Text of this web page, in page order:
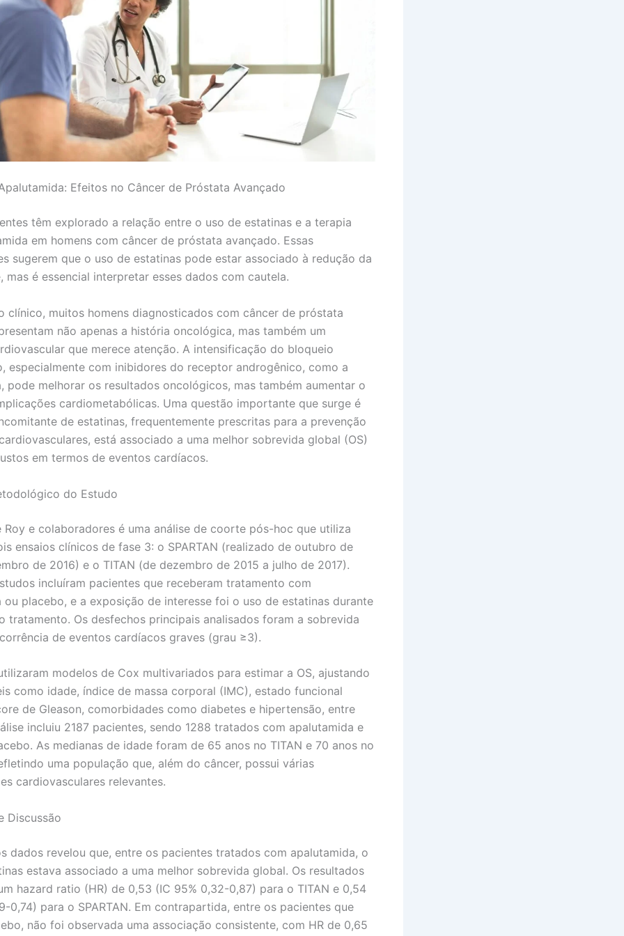
Efeitos no Câncer de Próstata Avançado
têm explorado a relação entre o uso de estatinas e a terapia
em homens com câncer de próstata avançado. Essas
sugerem que o uso de estatinas pode estar associado à redução da
mas é essencial interpretar esses dados com cautela.
clínico, muitos homens diagnosticados com câncer de próstata
não apenas a história oncológica, mas também um
que merece atenção. A intensificação do bloqueio
especialmente com inibidores do receptor androgênico, como a
pode melhorar os resultados oncológicos, mas também aumentar o
cardiometabólicas. Uma questão importante que surge é
de estatinas, frequentemente prescritas para a prevenção
está associado a uma melhor sobrevida global (OS)
em termos de eventos cardíacos.
do Estudo
Roy e colaboradores é uma análise de coorte pós-hoc que utiliza
ensaios clínicos de fase 3: o SPARTAN (realizado de outubro de
de 2016) e o TITAN (de dezembro de 2015 a julho de 2017).
incluíram pacientes que receberam tratamento com
ou placebo, e a exposição de interesse foi o uso de estatinas durante
tratamento. Os desfechos principais analisados foram a sobrevida
de eventos cardíacos graves (grau ≥3).
modelos de Cox multivariados para estimar a OS, ajustando
como idade, índice de massa corporal (IMC), estado funcional
de Gleason, comorbidades como diabetes e hipertensão, entre
incluiu 2187 pacientes, sendo 1288 tratados com apalutamida e
As medianas de idade foram de 65 anos no TITAN e 70 anos no
uma população que, além do câncer, possui várias
cardiovasculares relevantes.
Discussão
dados revelou que, entre os pacientes tratados com apalutamida, o
estava associado a uma melhor sobrevida global. Os resultados
hazard ratio (HR) de 0,53 (IC 95% 0,32-0,87) para o TITAN e 0,54
0,74) para o SPARTAN. Em contrapartida, entre os pacientes que
não foi observada uma associação consistente, com HR de 0,65